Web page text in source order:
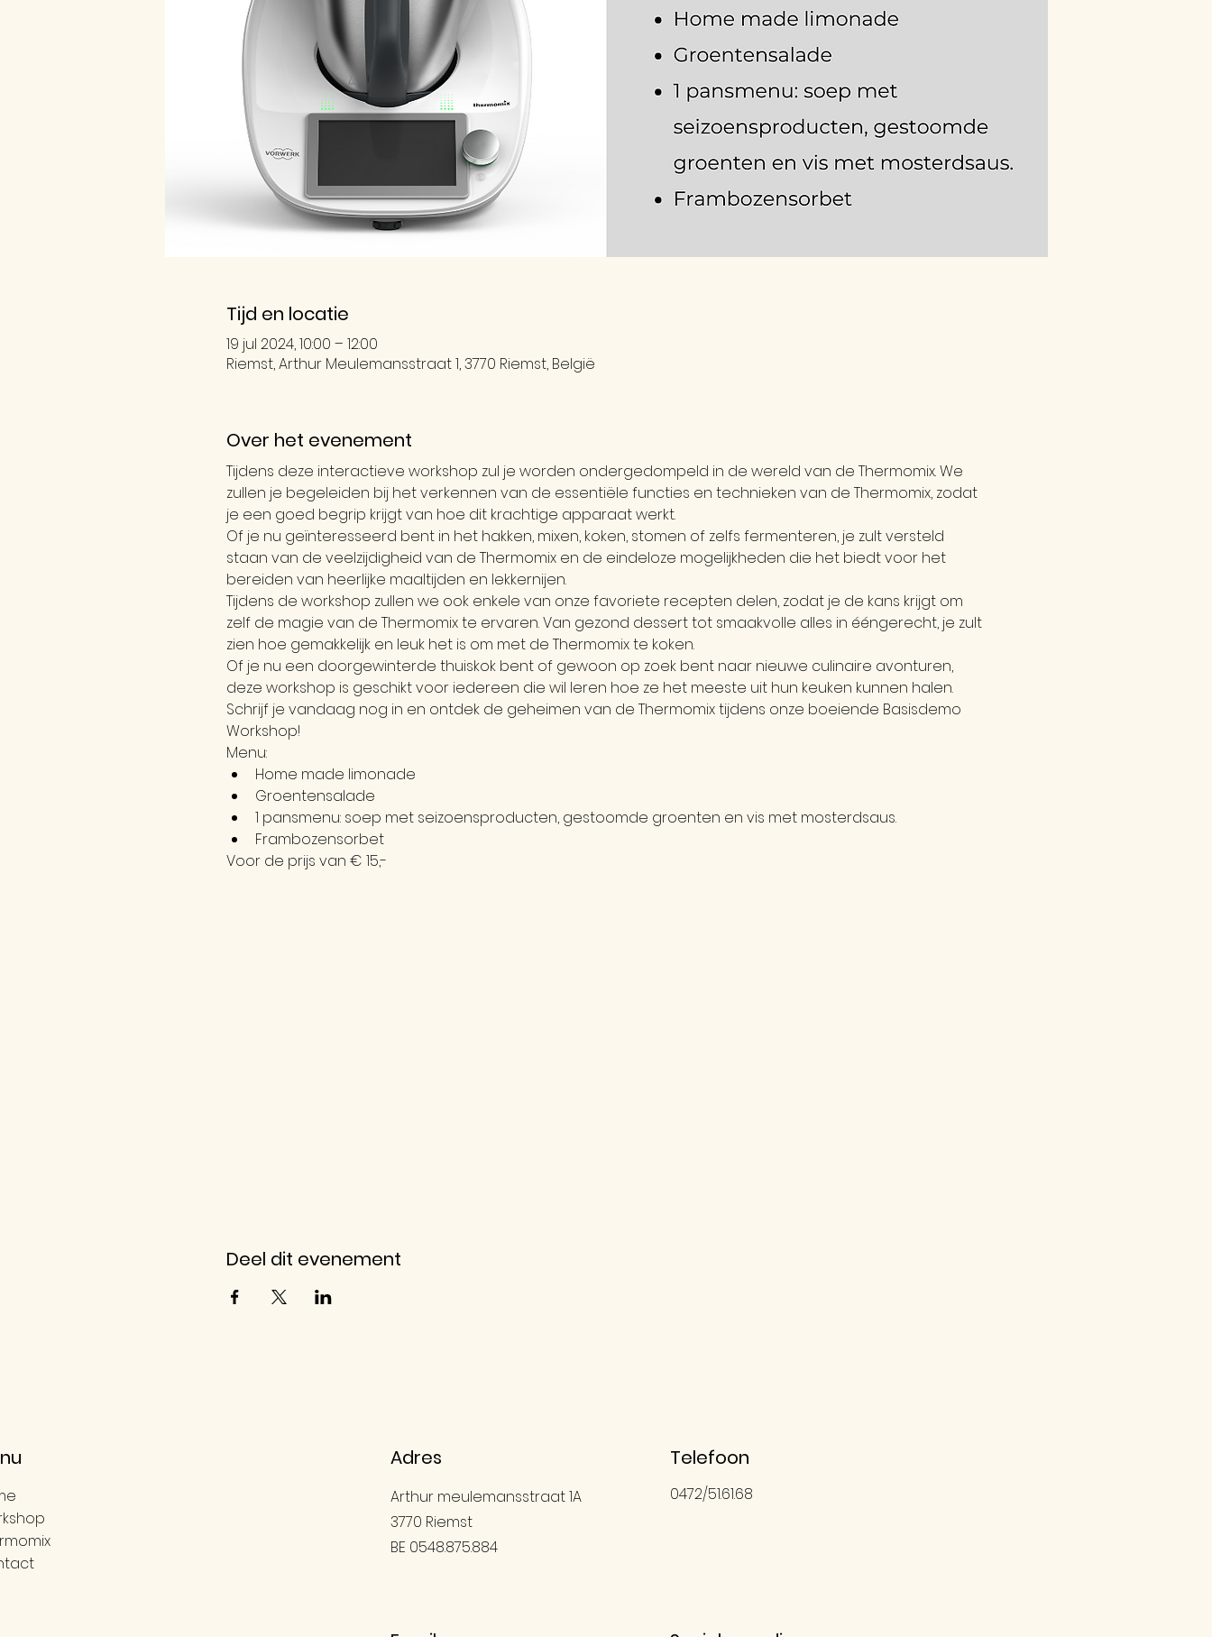
Tijd en locatie
19 jul 2024, 10:00 – 12:00
Riemst, Arthur Meulemansstraat 1, 3770 Riemst, België
Over het evenement
Tijdens deze interactieve workshop zul je worden ondergedompeld in de wereld van de Thermomix. We
zullen je begeleiden bij het verkennen van de essentiële functies en technieken van de Thermomix, zodat
je een goed begrip krijgt van hoe dit krachtige apparaat werkt.
Of je nu geïnteresseerd bent in het hakken, mixen, koken, stomen of zelfs fermenteren, je zult versteld
staan van de veelzijdigheid van de Thermomix en de eindeloze mogelijkheden die het biedt voor het
bereiden van heerlijke maaltijden en lekkernijen.
Tijdens de workshop zullen we ook enkele van onze favoriete recepten delen, zodat je de kans krijgt om
zelf de magie van de Thermomix te ervaren. Van gezond dessert tot smaakvolle alles in ééngerecht, je zult
zien hoe gemakkelijk en leuk het is om met de Thermomix te koken.
Of je nu een doorgewinterde thuiskok bent of gewoon op zoek bent naar nieuwe culinaire avonturen,
deze workshop is geschikt voor iedereen die wil leren hoe ze het meeste uit hun keuken kunnen halen.
Schrijf je vandaag nog in en ontdek de geheimen van de Thermomix tijdens onze boeiende Basisdemo
Workshop!
Menu:
Home made limonade
Groentensalade
1 pansmenu: soep met seizoensproducten, gestoomde groenten en vis met mosterdsaus.
Frambozensorbet
Voor de prijs van € 15,-
Deel dit evenement
Adres
Arthur meulemansstraat 1A
3770 Riemst
BE 0548.875.884
Telefoon
0472/51.61.68